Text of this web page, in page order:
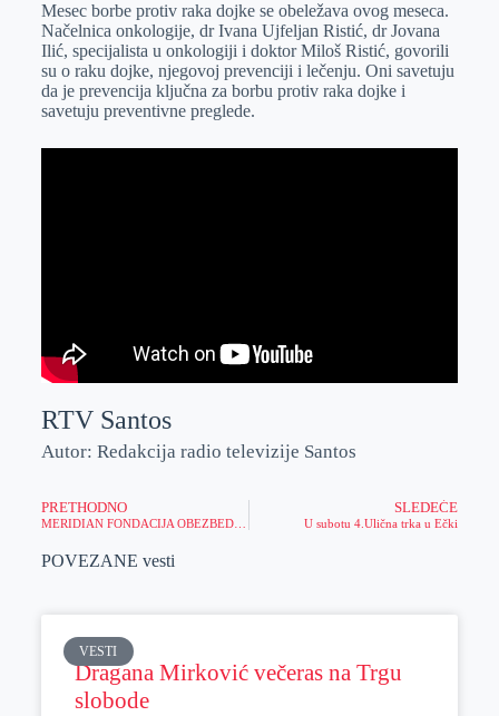
e
r
I
n
s
A
p
p
a
i
l
Mesec borbe protiv raka dojke se obeležava ovog meseca.
Načelnica onkologije, dr Ivana Ujfeljan Ristić, dr Jovana
Ilić, specijalista u onkologiji i doktor Miloš Ristić, govorili
su o raku dojke, njegovoj prevenciji i lečenju. Oni savetuju
da je prevencija ključna za borbu protiv raka dojke i
savetuju preventivne preglede.
RTV Santos
Autor: Redakcija radio televizije Santos
PRETHODNO
MERIDIAN FONDACIJA OBEZBEDILA JOŠ JEDNO PORODILIŠTE – Najveća humanitarna akcija zaokružena donacijom u Nišu
SLEDEĆE
U subotu 4.Ulična trka u Ečki
POVEZANE vesti
VESTI
Dragana Mirković večeras na Trgu
slobode